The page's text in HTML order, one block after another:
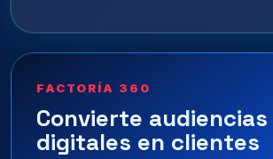
FACTORÍA 360
Convierte audiencias
digitales en clientes